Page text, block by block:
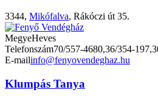
3344, Mikófalva, Rákóczi út 35.
MegyeHeves
Telefonszám70/557-4680,36/354-
E-mailinfo@fenyovendeghaz.hu
Klumpás Tanya